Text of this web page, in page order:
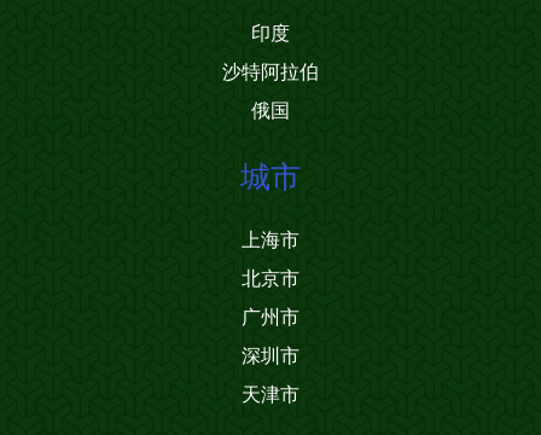
印度
沙特阿拉伯
俄国
城市
上海市
北京市
广州市
深圳市
天津市